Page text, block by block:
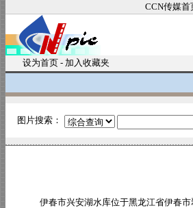
CCN传媒首
设为首页 - 加入收藏夹
图片搜索：
伊春市兴安湖水库位于黑龙江省伊春